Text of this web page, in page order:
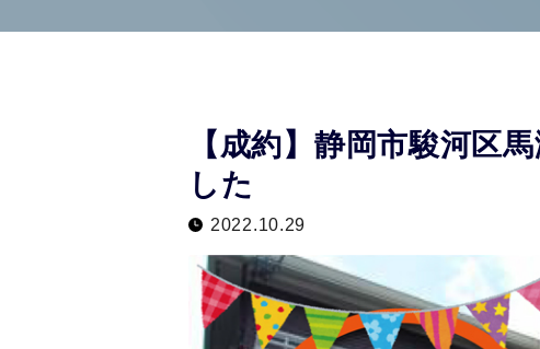
【成約】静岡市駿河区
した
2022.10.29